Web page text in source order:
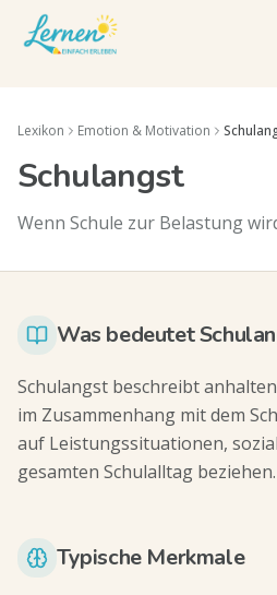
Lexikon Emotion & Motivation
Schulangst
Wenn Schule zur Belastung
Was bedeutet
Schulangst beschreibt
im Zusammenhang mit dem
auf Leistungssituationen,
gesamten Schulalltag beziehen.
Typische Merkmale